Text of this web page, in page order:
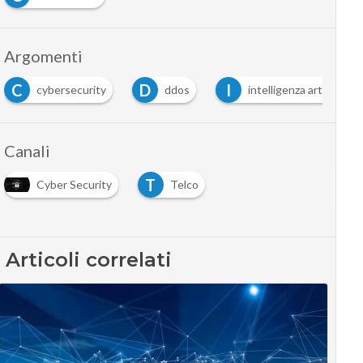
Argomenti
C cybersecurity D ddos I intelligenza artificiale
Canali
Cyber Security T Telco
Articoli correlati